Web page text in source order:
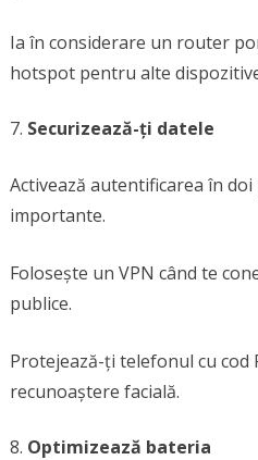
Ia în considerare un router
hotspot pentru alte
Securizează-ți datele
Activează autentificarea în
importante.
Folosește un VPN când te
publice.
Protejează-ți telefonul cu cod
recunoaștere facială.
Optimizează bateria